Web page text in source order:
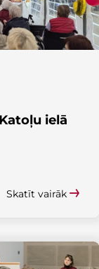
ielā
Skatīt vairāk